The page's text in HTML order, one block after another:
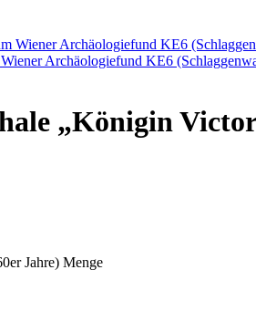
Archäologiefund KE6
„Königin
Jahre) Menge